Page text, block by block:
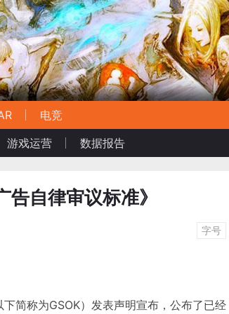
电竞
游戏运营 数据报告
自律审议标准》
字号
简称为GSOK）发表声明宣布，公布了已经